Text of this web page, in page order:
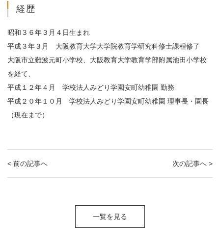
経歴
昭和３６年３月４日生まれ
平成３年３月 大阪教育大学大学院教育学研究科修士課程修了
大阪市立難波元町小学校、大阪教育大学教育学部附属池田小学校
を経て、
平成１２年４月 学校法人みどり学園安町幼稚園 勤務
平成２０年１０月 学校法人みどり学園安町幼稚園 理事長・園長
（現在まで）
< 前の記事へ 次の記事へ >
一覧を見る